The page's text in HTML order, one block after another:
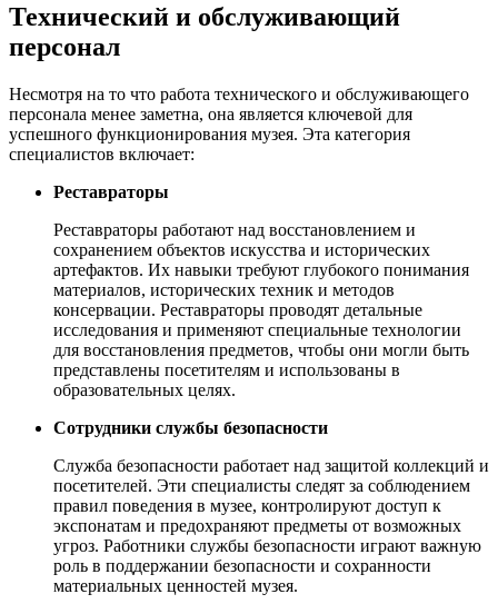
Технический и обслуживающий
персонал
Несмотря на то что работа технического и обслуживающего
персонала менее заметна, она является ключевой для
успешного функционирования музея. Эта категория
специалистов включает:
Реставраторы
Реставраторы работают над восстановлением и
сохранением объектов искусства и исторических
артефактов. Их навыки требуют глубокого понимания
материалов, исторических техник и методов
консервации. Реставраторы проводят детальные
исследования и применяют специальные технологии
для восстановления предметов, чтобы они могли быть
представлены посетителям и использованы в
образовательных целях.
Сотрудники службы безопасности
Служба безопасности работает над защитой коллекций и
посетителей. Эти специалисты следят за соблюдением
правил поведения в музее, контролируют доступ к
экспонатам и предохраняют предметы от возможных
угроз. Работники службы безопасности играют важную
роль в поддержании безопасности и сохранности
материальных ценностей музея.